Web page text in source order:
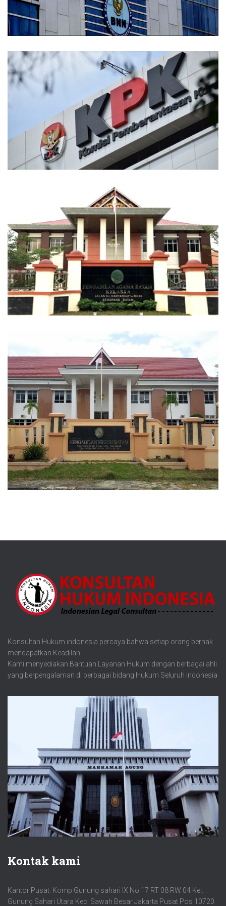
Konsultan Hukum indonesia percaya bahwa setiap orang berhak
mendapatkan Keadilan.
Kami menyediakan Bantuan Layanan Hukum dengan berbagai ahli
yang berpengalaman di berbagai bidang Hukum Seluruh indonesia
Kontak kami
Kantor Pusat. Komp Gunung sahari IX No 17 RT 08 RW 04 Kel.
Gunung Sahari Utara Kec. Sawah Besar Jakarta Pusat Pos 10720